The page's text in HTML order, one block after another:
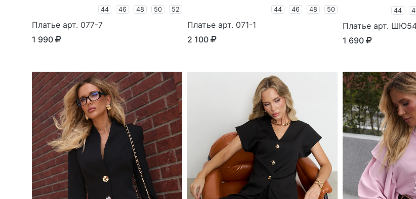
44 46 48 50 52
Платье арт. 077-7
1 990
44 46 48 50
Платье арт. 071-1
2 100
44
Платье арт.
1 690